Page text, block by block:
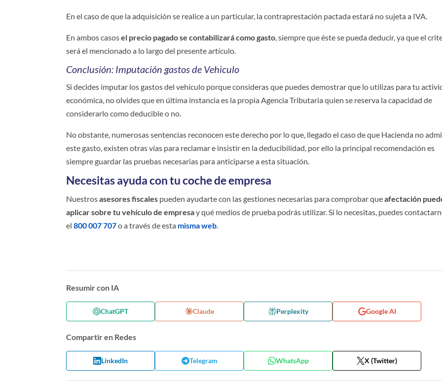
En el caso de que la adquisición se realice a un particular, la contraprestación pactada estará no sujeta a IVA.
En ambos casosel precio pagado se contabilizará como gasto, siempre que éste se pueda deducir, ya que el
será el mencionado a lo largo del presente artículo.
Conclusión: Imputación gastos de Vehiculo
Si decides imputar los gastos del vehículo porque consideras que puedes demostrar que lo utilizas para tu
económica, no olvides que en última instancia es la propia Agencia Tributaria quien se reserva la capacidad de
considerarlo como deducible o no.
No obstante, numerosas sentencias reconocen este derecho por lo que, llegado el caso de que Hacienda no
este gasto, existen otras vías para reclamar e insistir en la deducibilidad, por ello la principal recomendación es
siempre guardar las pruebas necesarias para anticiparse a esta situación.
Necesitas ayuda con tu coche de empresa
Nuestrosasesores fiscales pueden ayudarte con las gestiones necesarias para comprobar queafectación
aplicar sobre tu vehículo de empresay qué medios de prueba podrás utilizar. Si lo necesitas, puedes
el800 007 707o a través de esta misma web.
Resumir con IA
ChatGPT Claude Perplexity Google AI
Compartir en Redes
LinkedIn Telegram WhatsApp X (Twitter)